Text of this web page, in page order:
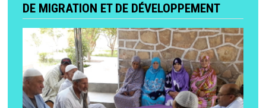
DE MIGRATION ET DE DÉVELOPPEMENT